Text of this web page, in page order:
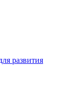
развития